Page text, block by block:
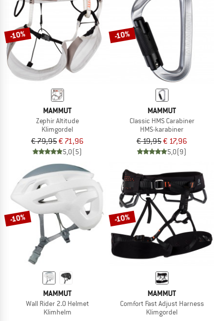
-10%
MAMMUT
Zephir Altitude
Klimgordel
€ 79,95€ 71,96
5,0(5)
-10%
MAMMUT
Classic HMS Carabiner
HMS-karabiner
€ 19,95€ 17,96
5,0(9)
-10%
MAMMUT
Wall Rider 2.0 Helmet
Klimhelm
-10%
MAMMUT
Comfort Fast Adjust Harness
Klimgordel